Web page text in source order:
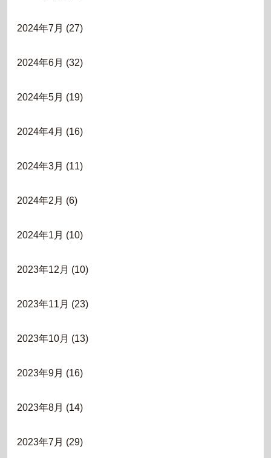
2024年7月 (27)
2024年6月 (32)
2024年5月 (19)
2024年4月 (16)
2024年3月 (11)
2024年2月 (6)
2024年1月 (10)
2023年12月 (10)
2023年11月 (23)
2023年10月 (13)
2023年9月 (16)
2023年8月 (14)
2023年7月 (29)